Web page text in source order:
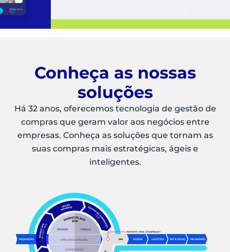
Conheça as nossas
soluções
Há 32 anos, oferecemos tecnologia de gestão de
compras que geram valor aos negócios entre
empresas. Conheça as soluções que tornam as
suas compras mais estratégicas, ágeis e
inteligentes.